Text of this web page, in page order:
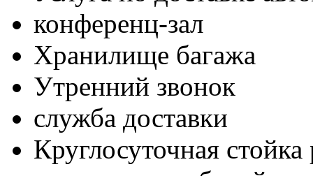
конференц-зал
Хранилище багажа
Утренний звонок
служба доставки
Круглосуточная стойка